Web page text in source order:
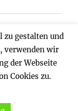
WordPress
zu gestalten und
verwenden wir
der Webseite
Cookies zu.